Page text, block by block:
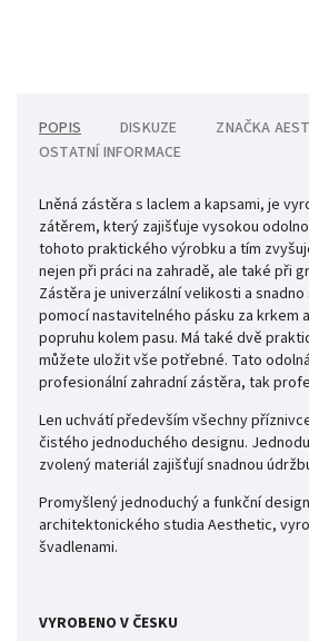
POPIS DISKUZE ZNAČKA
OSTATNÍ INFORMACE
Lněná zástěra s laclem a kapsami, je
zátěrem, který zajišťuje vysokou
tohoto praktického výrobku a tím
nejen při práci na zahradě, ale také při
Zástěra je univerzální velikosti a
pomocí nastavitelného pásku za krkem
popruhu kolem pasu. Má také dvě
můžete uložit vše potřebné. Tato
profesionální zahradní zástěra, tak
Len uchvátí především všechny
čistého jednoduchého designu.
zvolený materiál zajišťují snadnou
Promyšlený jednoduchý a funkční
architektonického studia Aesthetic,
švadlenami.
VYROBENO V ČESKU